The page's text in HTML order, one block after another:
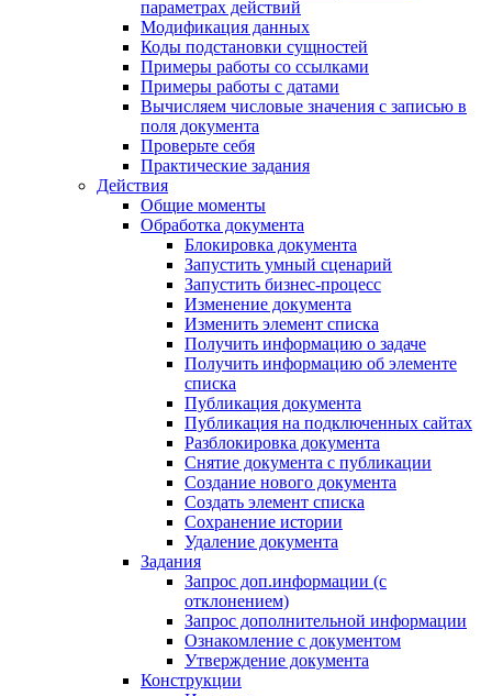
параметрах действий
Модификация данных
Коды подстановки сущностей
Примеры работы со ссылками
Примеры работы с датами
Вычисляем числовые значения с записью в
поля документа
Проверьте себя
Практические задания
Действия
Общие моменты
Обработка документа
Блокировка документа
Запустить умный сценарий
Запустить бизнес-процесс
Изменение документа
Изменить элемент списка
Получить информацию о задаче
Получить информацию об элементе
списка
Публикация документа
Публикация на подключенных сайтах
Разблокировка документа
Снятие документа с публикации
Создание нового документа
Создать элемент списка
Сохранение истории
Удаление документа
Задания
Запрос доп.информации (с
отклонением)
Запрос дополнительной информации
Ознакомление с документом
Утверждение документа
Конструкции